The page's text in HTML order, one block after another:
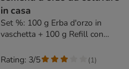
in casa
Set %: 100 g Erba d'orzo in
vaschetta + 100 g Refill con
Rating: 3/5 (1)